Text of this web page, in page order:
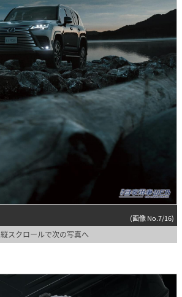
(画像 No.7/16)
縦スクロールで次の写真へ